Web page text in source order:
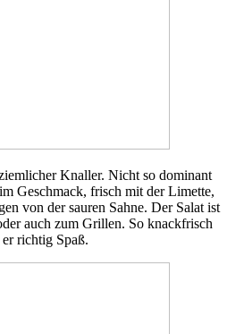
Knaller. Nicht so dominant
Geschmack, frisch mit der Limette,
von der sauren Sahne. Der Salat ist
auch zum Grillen. So knackfrisch
richtig Spaß.